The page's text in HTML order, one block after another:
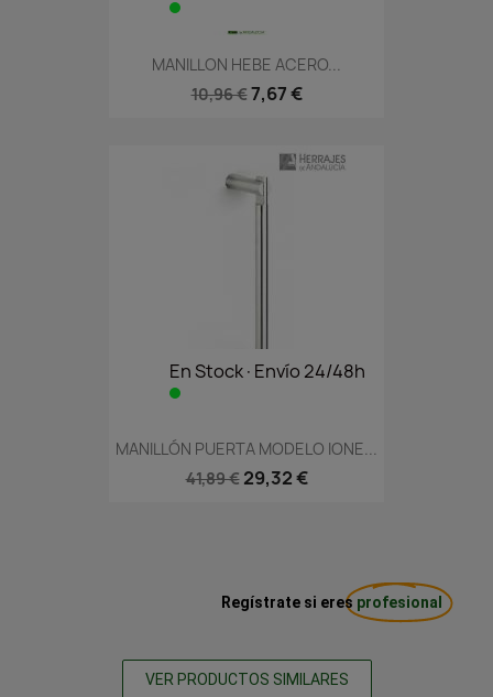
MANILLON HEBE ACERO...
10,96 €7,67 €
En Stock·Envío 24/48h
MANILLÓN PUERTA MODELO IONE...
41,89 € 29,32 €
Regístrate si eres profesional
VER PRODUCTOS SIMILARES